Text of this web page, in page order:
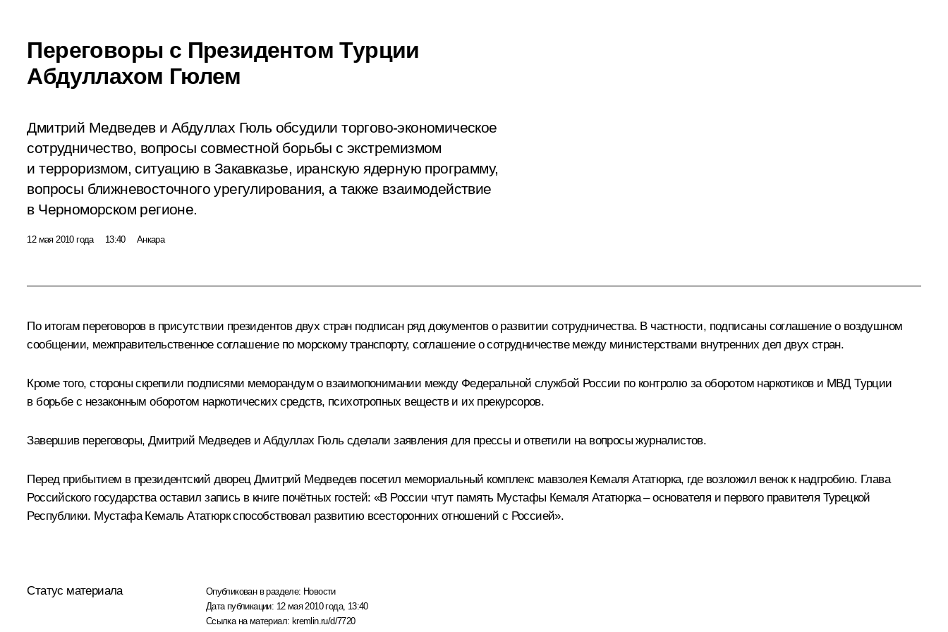
Переговоры с Президентом Турции
Абдуллахом Гюлем
Дмитрий Медведев и Абдуллах Гюль обсудили торгово-экономическое
сотрудничество, вопросы совместной борьбы с экстремизмом
и терроризмом, ситуацию в Закавказье, иранскую ядерную программу,
вопросы ближневосточного урегулирования, а также взаимодействие
в Черноморском регионе.
12 мая 2010 года 13:40 Анкара
По итогам переговоров в присутствии президентов двух стран подписан ряд документов о развитии сотрудничества. В частности, подписаны соглашение о воздушном
сообщении, межправительственное соглашение по морскому транспорту, соглашение о сотрудничестве между министерствами внутренних дел двух стран.
Кроме того, стороны скрепили подписями меморандум о взаимопонимании между Федеральной службой России по контролю за оборотом наркотиков и МВД Турции
в борьбе с незаконным оборотом наркотических средств, психотропных веществ и их прекурсоров.
Завершив переговоры, Дмитрий Медведев иАбдуллах Гюльсделали заявления для прессы и ответили на вопросы журналистов.
Перед прибытием в президентский дворец Дмитрий Медведев посетил мемориальный комплекс мавзолея Кемаля Ататюрка, где возложил венок к надгробию. Глава
Российского государства оставил запись в книге почётных гостей: «В России чтут память Мустафы Кемаля Ататюрка – основателя и первого правителя Турецкой
Республики. Мустафа Кемаль Ататюрк способствовал развитию всесторонних отношений с Россией».
Статус материала Опубликован в разделе: Новости
Дата публикации: 12 мая 2010 года, 13:40
Ссылка на материал: kremlin.ru/d/7720